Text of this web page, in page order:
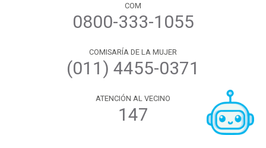
COM
0800-333-1055
COMISARÍA DE LA MUJER
(011) 4455-0371
ATENCIÓN AL VECINO
147